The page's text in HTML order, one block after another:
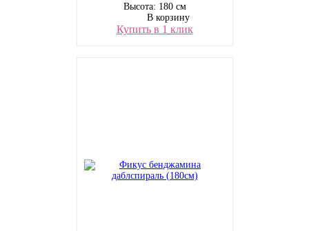
Высота: 180 см
В корзину
Купить в 1 клик